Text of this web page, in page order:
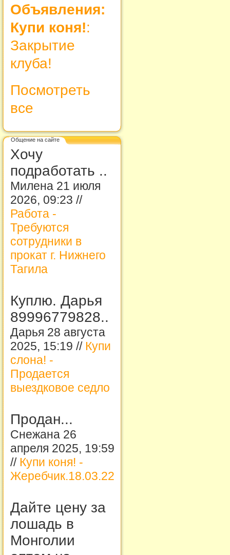
Объявления:
Купи коня!:
Закрытие
клуба!
Посмотреть
все
Общение на сайте
Хочу
подработать ..
Милена 21 июля
2026, 09:23 //
Работа -
Требуются
сотрудники в
прокат г. Нижнего
Тагила
Куплю. Дарья
89996779828..
Дарья 28 августа
2025, 15:19 // Купи
слона! -
Продается
выездковое седло
Продан...
Снежана 26
апреля 2025, 19:59
// Купи коня! -
Жеребчик.18.03.22
Дайте цену за
лошадь в
Монголии